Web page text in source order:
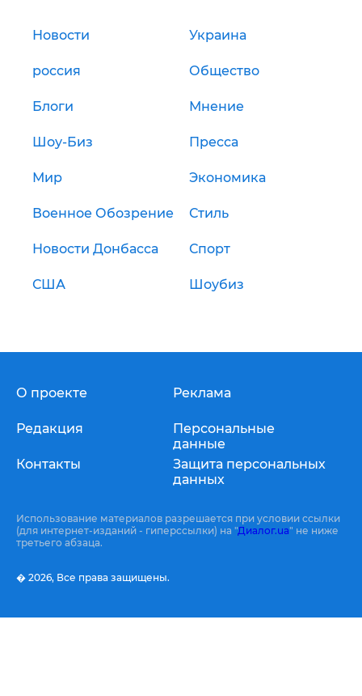
Новости Украина
россия Общество
Блоги Мнение
Шоу-Биз Пресса
Мир Экономика
Военное Обозрение Стиль
Новости Донбасса Спорт
США Шоубиз
О проекте
Редакция
Контакты
Реклама
Персональные
данные
Защита персональных
данных
Использование материалов разрешается при условии ссылки
(для интернет-изданий - гиперссылки) на "Диалог.ua" не ниже
третьего абзаца.
� 2026, Все права защищены.